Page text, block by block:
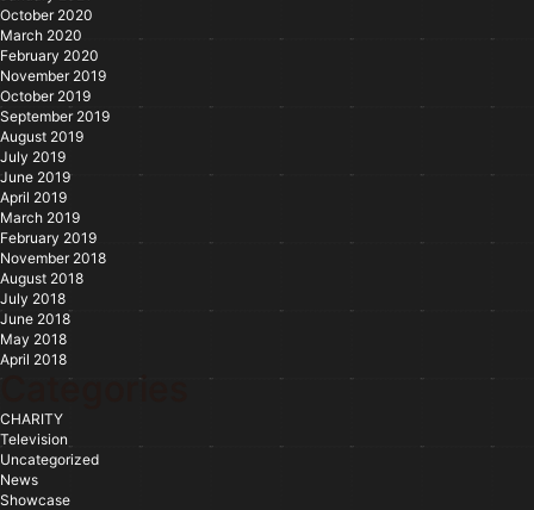
October 2020
March 2020
February 2020
November 2019
October 2019
September 2019
August 2019
July 2019
June 2019
April 2019
March 2019
February 2019
November 2018
August 2018
July 2018
June 2018
May 2018
April 2018
Categories
CHARITY
Television
Uncategorized
News
Showcase